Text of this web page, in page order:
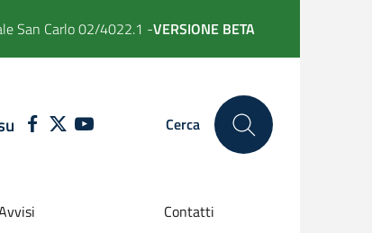
San Carlo 02/4022.1 -VERSIONE BETA
FACEBOOK
TWITTERYOUTUBE Cerca
Contatti